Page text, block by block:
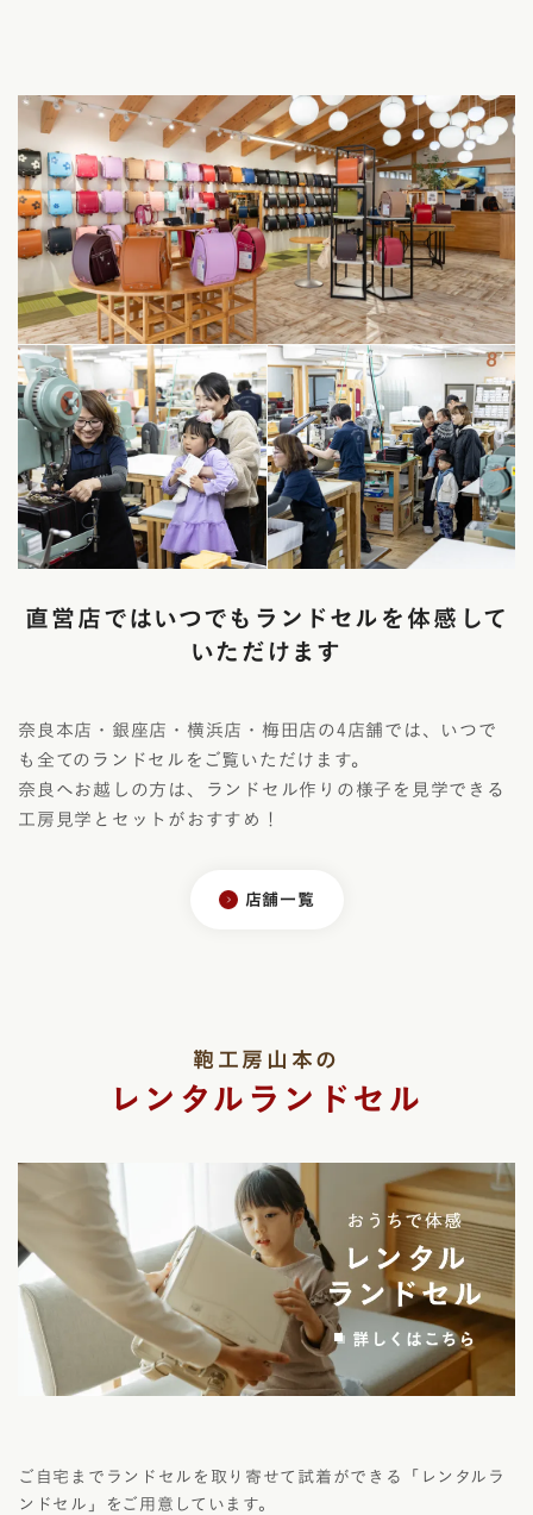
直営店ではいつでもランドセルを体感して
いただけます
奈良本店・銀座店・横浜店・梅田店の4店舗では、いつで
も全てのランドセルをご覧いただけます。
奈良へお越しの方は、ランドセル作りの様子を見学できる
工房見学とセットがおすすめ！
店舗一覧
鞄工房山本の
レンタルランドセル
ご自宅までランドセルを取り寄せて試着ができる
「レンタルラ
ンドセル」をご用意しています。